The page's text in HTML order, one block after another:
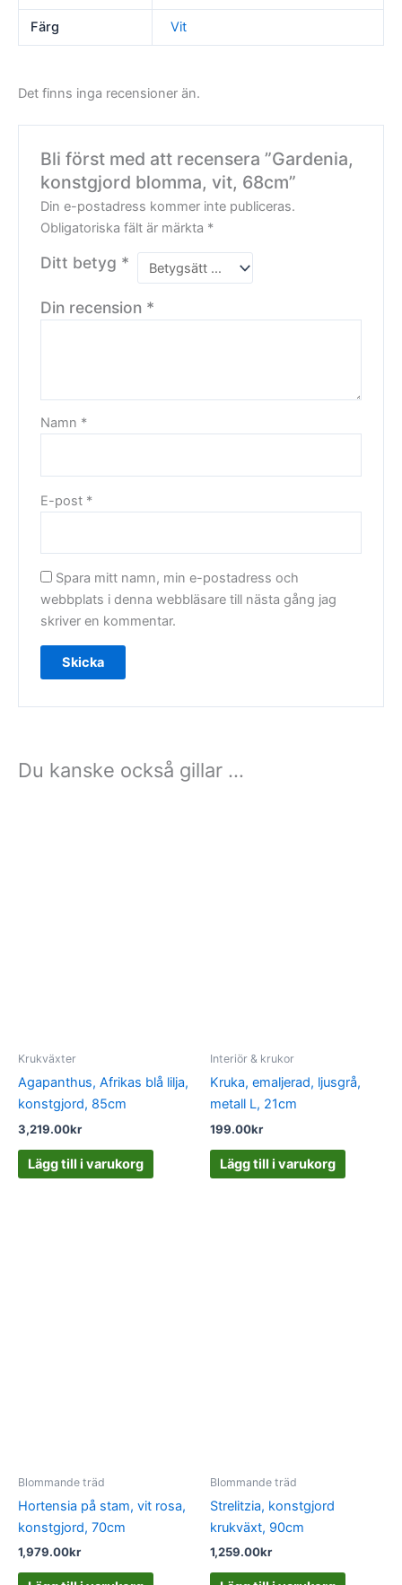
Färg Vit
Det finns inga recensioner än.
Bli först med att recensera ”Gardenia,
konstgjord blomma, vit, 68cm”
Din e-postadress kommer inte publiceras.
Obligatoriska fält är märkta *
Ditt betyg *
Din recension *
Namn *
E-post *
Spara mitt namn, min e-postadress och
webbplats i denna webbläsare till nästa gång jag
skriver en kommentar.
Du kanske också gillar …
Krukväxter
Agapanthus, Afrikas blå lilja,
konstgjord, 85cm
3,219.00kr
Lägg till i varukorg
Interiör & krukor
Kruka, emaljerad, ljusgrå,
metall L, 21cm
199.00kr
Lägg till i varukorg
Blommande träd
Hortensia på stam, vit rosa,
konstgjord, 70cm
1,979.00kr
Blommande träd
Strelitzia, konstgjord
krukväxt, 90cm
1,259.00kr